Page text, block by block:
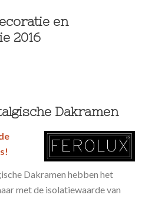
en
2016
Dakramen
Dakramen hebben het
met de isolatiewaarde van